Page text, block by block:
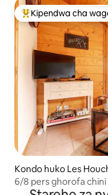
Kipendwa maarufu
Kipendwa cha
Kondo huko Les
6/8 pers ghorofa chini